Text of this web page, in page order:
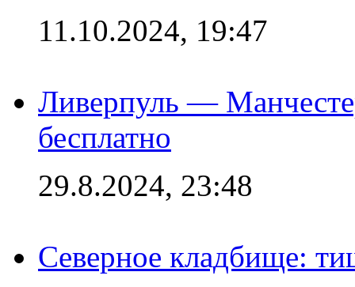
11.10.2024, 19:47
Ливерпуль —
бесплатно
29.8.2024, 23:48
Северное кладбище: